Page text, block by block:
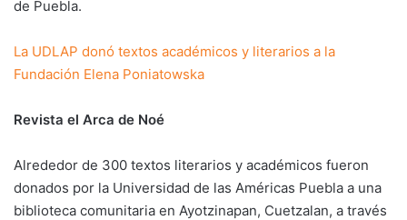
de Puebla.
La UDLAP donó textos académicos y literarios a la
Fundación Elena Poniatowska
Revista el Arca de Noé
Alrededor de 300 textos literarios y académicos fueron
donados por la Universidad de las Américas Puebla a una
biblioteca comunitaria en Ayotzinapan, Cuetzalan, a través